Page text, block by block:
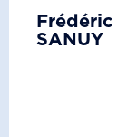
Frédéric
SANUY